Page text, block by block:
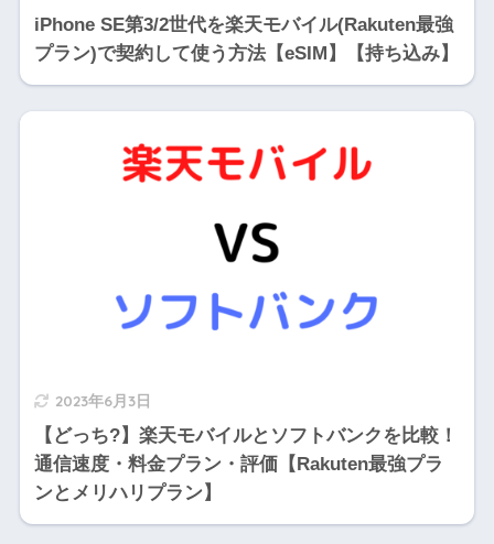
iPhone SE第3/2世代を楽天モバイル(Rakuten最強
プラン)で契約して使う方法【eSIM】【持ち込み】
2023年6月3日
【どっち?】楽天モバイルとソフトバンクを比較！
通信速度・料金プラン・評価【Rakuten最強プラ
ンとメリハリプラン】